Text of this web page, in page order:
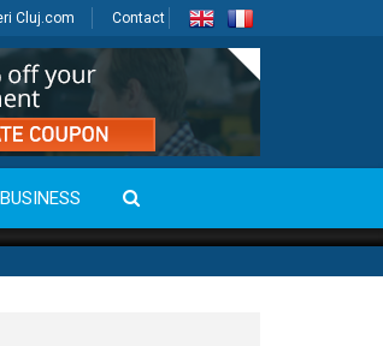
Cluj.com Contact
BUSINESS